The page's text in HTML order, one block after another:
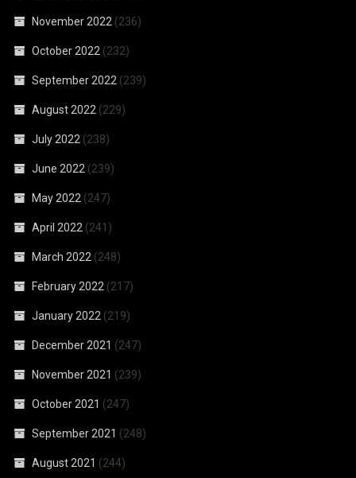
November 2022 (236)
October 2022 (232)
September 2022 (239)
August 2022 (229)
July 2022 (238)
June 2022 (239)
May 2022 (247)
April 2022 (241)
March 2022 (248)
February 2022 (217)
January 2022 (219)
December 2021 (247)
November 2021 (239)
October 2021 (247)
September 2021 (248)
August 2021 (244)